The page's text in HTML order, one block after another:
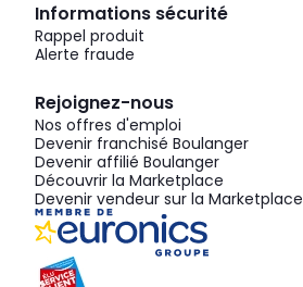
Informations sécurité
Rappel produit
Alerte fraude
Rejoignez-nous
Nos offres d'emploi
Devenir franchisé Boulanger
Devenir affilié Boulanger
Découvrir la Marketplace
Devenir vendeur sur la Marketplace